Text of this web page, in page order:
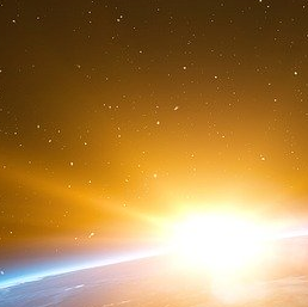
1920, Keynes devient
étudiant à Cambridge,
notamment son
cette époque, la
et de littérature que de
Bloomsbury, les deux
de l’art vit alors
miracle » stalinien